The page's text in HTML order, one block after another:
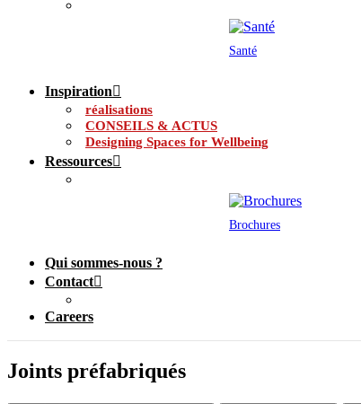
Santé
Inspiration
réalisations
CONSEILS & ACTUS
Designing Spaces for Wellbeing
Ressources
Brochures
Qui sommes-nous ?
Contact
Careers
Joints préfabriqués